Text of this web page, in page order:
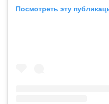
Посмотреть эту